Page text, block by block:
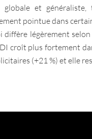
globale et
pointue dans
diffère légèrement
croît plus fortement
(+21 %) et elle